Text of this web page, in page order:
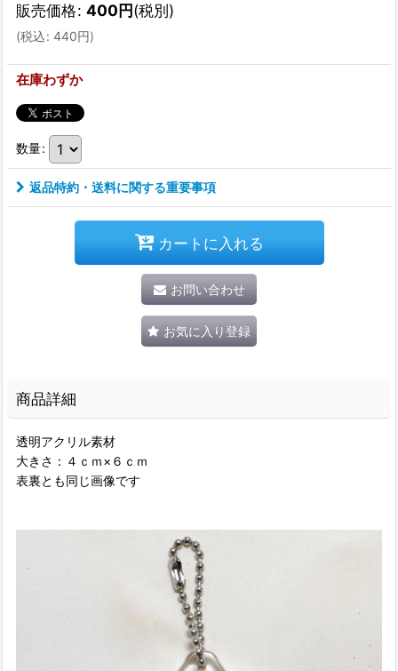
販売価格: 400円(税別)
(税込: 440円)
在庫わずか
数量:
返品特約・送料に関する重要事項
カートに入れる
お問い合わせ
お気に入り登録
商品詳細
透明アクリル素材
大きさ：４ｃｍ×６ｃｍ
表裏とも同じ画像です